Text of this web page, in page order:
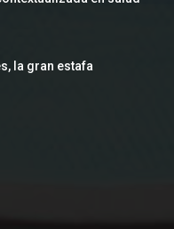
la gran estafa